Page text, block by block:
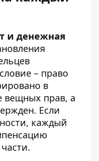
и денежная
– право
в
вещных прав, а
Если
каждый